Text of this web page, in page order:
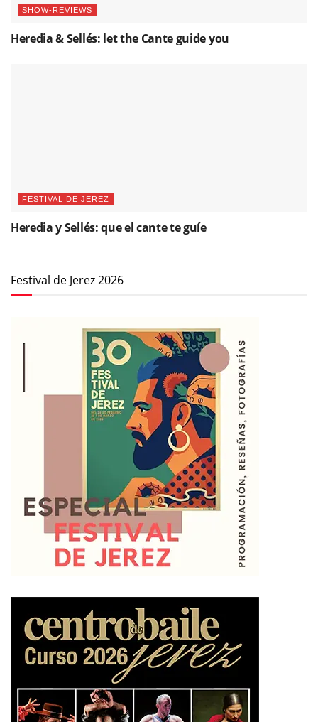
SHOW-REVIEWS
Heredia & Sellés: let the Cante guide you
FESTIVAL DE JEREZ
Heredia y Sellés: que el cante te guíe
Festival de Jerez 2026